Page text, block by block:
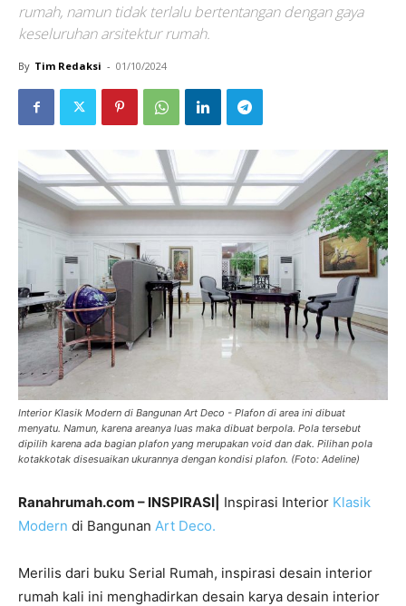
rumah, namun tidak terlalu bertentangan dengan gaya
keseluruhan arsitektur rumah.
By Tim Redaksi - 01/10/2024
Interior Klasik Modern di Bangunan Art Deco - Plafon di area ini dibuat
menyatu. Namun, karena areanya luas maka dibuat berpola. Pola tersebut
dipilih karena ada bagian plafon yang merupakan void dan dak. Pilihan pola
kotakkotak disesuaikan ukurannya dengan kondisi plafon. (Foto: Adeline)
Ranahrumah.com – INSPIRASI| Inspirasi Interior Klasik
Modern di Bangunan Art Deco.
Merilis dari buku Serial Rumah, inspirasi desain interior
rumah kali ini menghadirkan desain karya desain interior